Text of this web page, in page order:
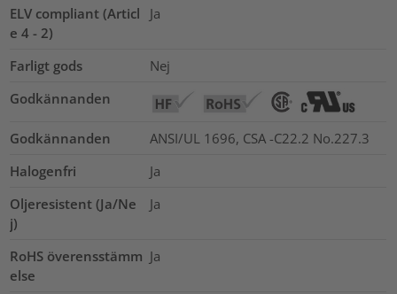
ELV compliant (Articl
e 4 - 2)
Ja
Farligt gods
Nej
Godkännanden
Godkännanden
ANSI/UL 1696, CSA -C22.2 No.227.3
Halogenfri
Ja
Oljeresistent (Ja/Ne
j)
Ja
RoHS överensstämm
else
Ja